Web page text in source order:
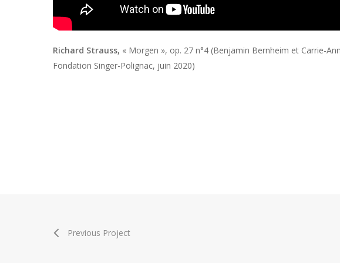
Richard Strauss, « Morgen », op. 27 n°4 (Benjamin Bernheim et Carrie-
Fondation Singer-Polignac, juin 2020)
Previous Project